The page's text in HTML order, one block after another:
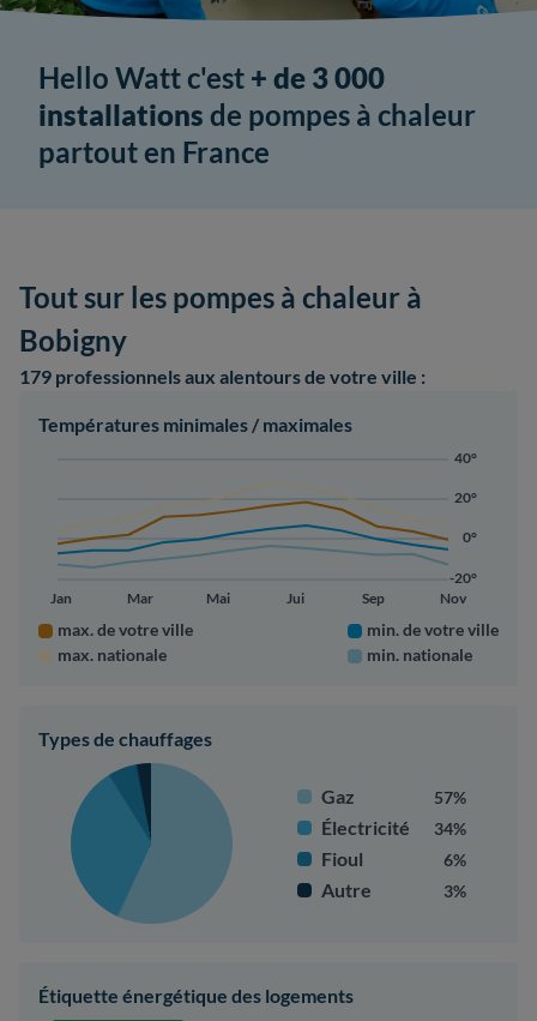
Hello Watt c'est + de 3 000
installations de pompes à chaleur
partout en France
Tout sur les pompes à chaleur à
Bobigny
179 professionnelsaux alentours de votre ville :
Températures minimales / maximales
-20°
0°
20°
40°
Jan Mar Mai Jui Sep Nov
max. de votre ville
max. nationale
min. de votre ville
min. nationale
Types de chauffages
Gaz 57%
Électricité 34%
Fioul 6%
Autre 3%
Étiquette énergétique des logements